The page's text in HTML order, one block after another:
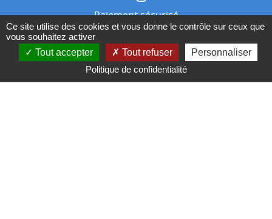
Paiement sécurisé
Nos magasins
Ce site utilise des cookies et vous donne le contrôle sur ceux que
vous souhaitez activer
Tout accepter
Tout refuser
Personnaliser
Politique de confidentialité